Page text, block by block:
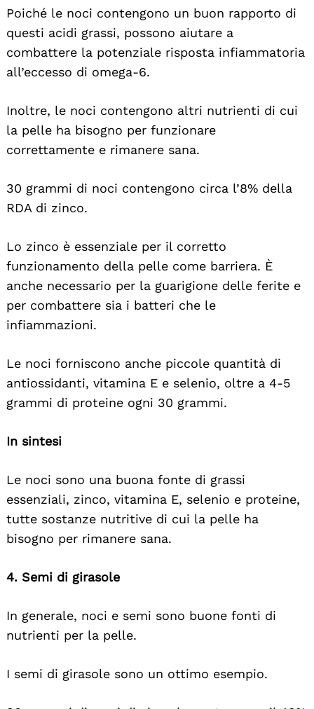
Poiché le noci contengono un buon rapporto di
questi acidi grassi, possono aiutare a
combattere la potenziale risposta infiammatoria
all’eccesso di omega-6.
Inoltre, le noci contengono altri nutrienti di cui
la pelle ha bisogno per funzionare
correttamente e rimanere sana.
30 grammi di noci contengono circa l’8% della
RDA di zinco.
Lo zinco è essenziale per il corretto
funzionamento della pelle come barriera. È
anche necessario per la guarigione delle ferite e
per combattere sia i batteri che le
infiammazioni.
Le noci forniscono anche piccole quantità di
antiossidanti, vitamina E e selenio, oltre a 4-5
grammi di proteine ogni 30 grammi.
In sintesi
Le noci sono una buona fonte di grassi
essenziali, zinco, vitamina E, selenio e proteine,
tutte sostanze nutritive di cui la pelle ha
bisogno per rimanere sana.
4. Semi di girasole
In generale, noci e semi sono buone fonti di
nutrienti per la pelle.
I semi di girasole sono un ottimo esempio.